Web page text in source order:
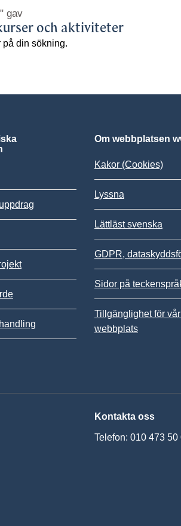
gav
och aktiviteter
på din sökning.
Om webbplatsen
Kakor (Cookies)
Lyssna
Lättläst svenska
GDPR,
Sidor på
Tillgänglighet för
webbplats
Instagram
Kontakta oss
Telefon: 010 473 50